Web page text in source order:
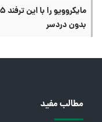
بدون دردسر
مطالب مفید